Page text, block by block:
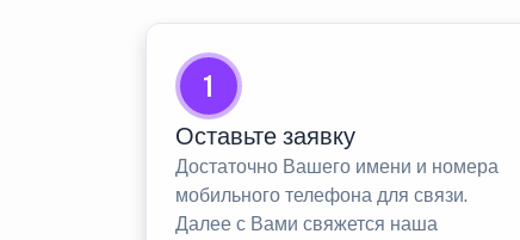
1
Оставьте заявку
Достаточно Вашего имени и номера
мобильного телефона для связи.
Далее с Вами свяжется наша